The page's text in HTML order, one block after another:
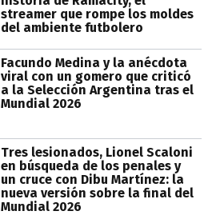
streamer que rompe los moldes
del ambiente futbolero
Facundo Medina y la anécdota
viral con un gomero que criticó
a la Selección Argentina tras el
Mundial 2026
Tres lesionados, Lionel Scaloni
en búsqueda de los penales y
un cruce con Dibu Martínez: la
nueva versión sobre la final del
Mundial 2026